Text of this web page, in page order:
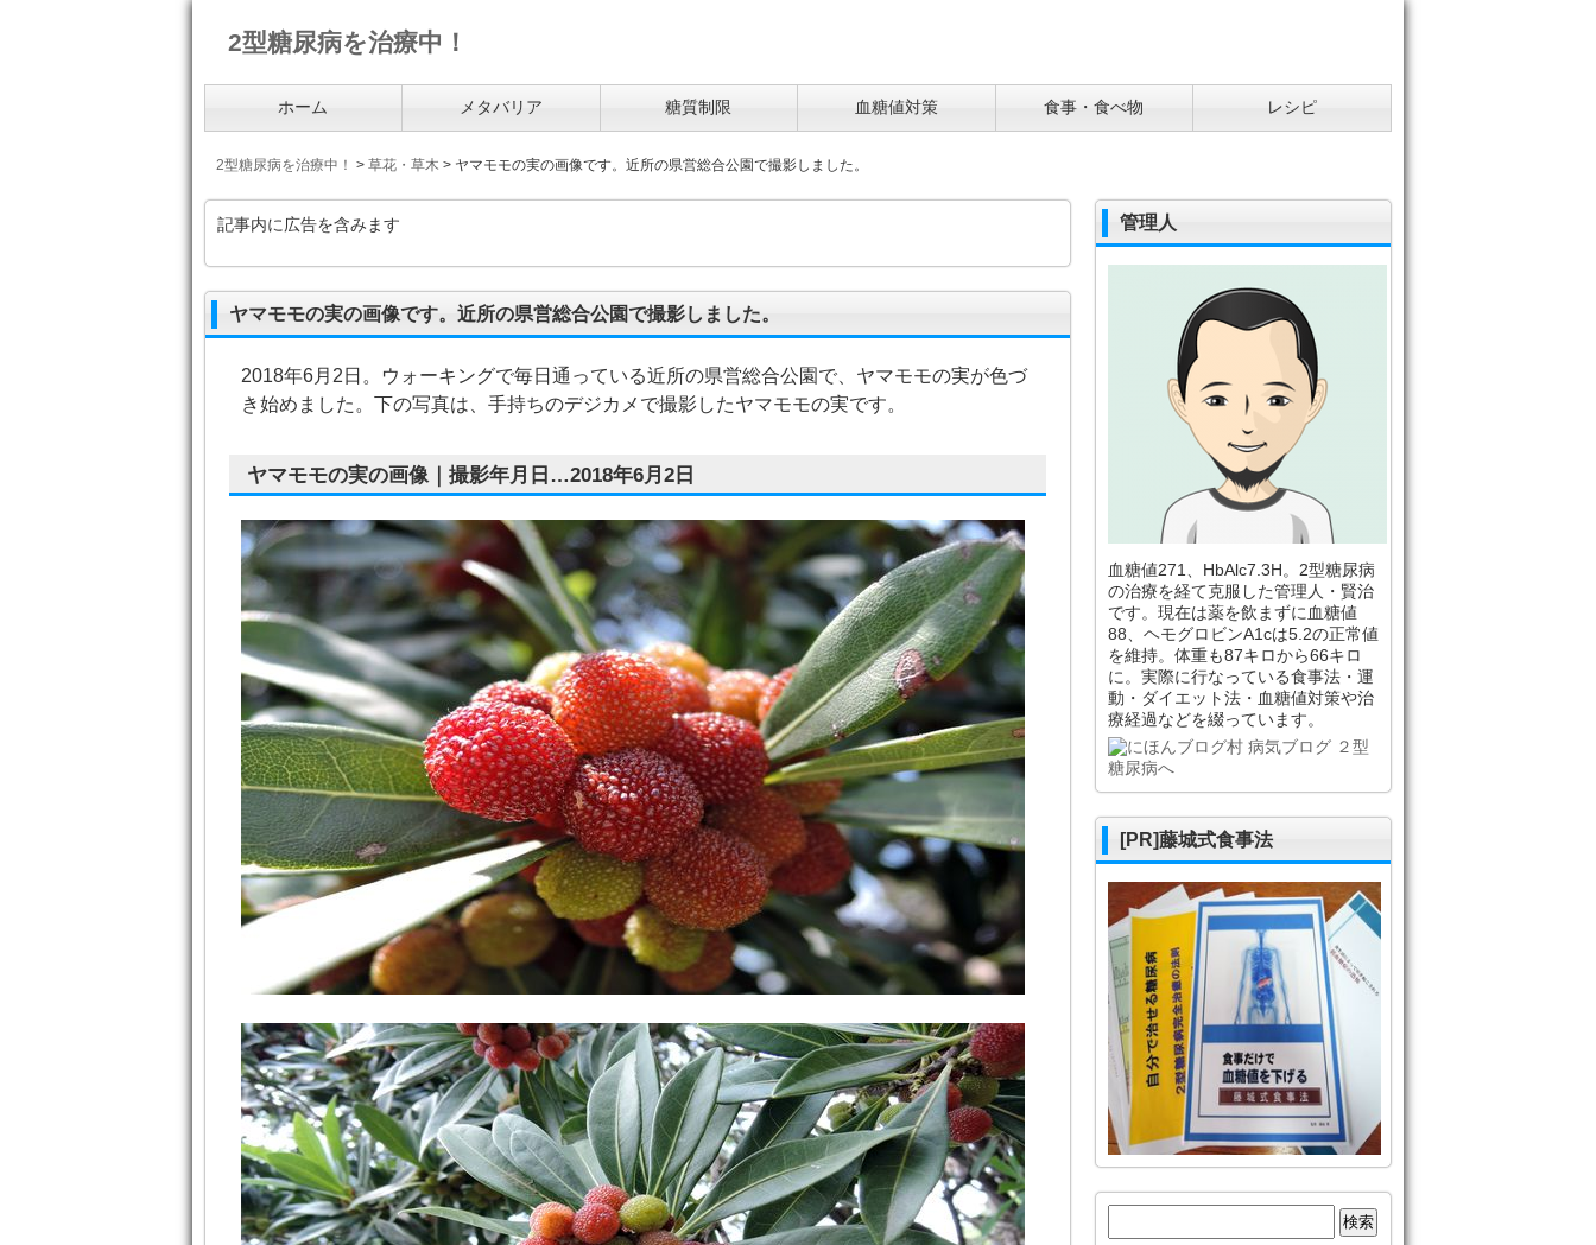
2型糖尿病を治療中！
ホーム メタバリア 糖質制限 血糖値対策 食事・食べ物 レシピ
2型糖尿病を治療中！ > 草花・草木 > ヤマモモの実の画像です。近所の県営総合公園で撮影しました。
記事内に広告を含みます
ヤマモモの実の画像です。近所の県営総合公園で撮影しました。
2018年6月2日。ウォーキングで毎日通っている近所の県営総合公園で、ヤマモモの実が色づ
き始めました。下の写真は、手持ちのデジカメで撮影したヤマモモの実です。
ヤマモモの実の画像｜撮影年月日…2018年6月2日
管理人
血糖値271、HbAlc7.3H。2型糖尿病
の治療を経て克服した管理人・賢治
です。現在は薬を飲まずに血糖値
88、ヘモグロビンA1cは5.2の正常値
を維持。体重も87キロから66キロ
に。実際に行なっている食事法・運
動・ダイエット法・血糖値対策や治
療経過などを綴っています。
[PR]藤城式食事法
索: